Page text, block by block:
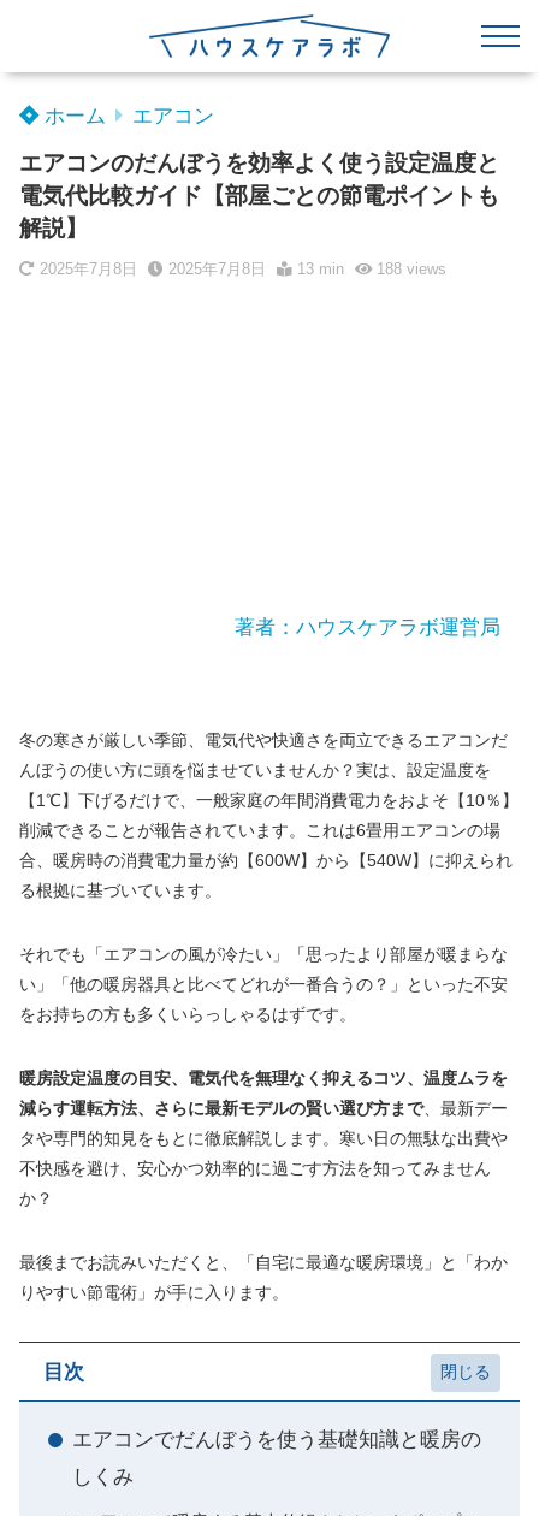
ホーム エアコン
エアコンのだんぼうを効率よく使う設定温度と
電気代比較ガイド【部屋ごとの節電ポイントも
解説】
2025年7月8日 2025年7月8日 13 min 188views
著者：ハウスケアラボ運営局
冬の寒さが厳しい季節、電気代や快適さを両立できるエアコンだ
んぼうの使い方に頭を悩ませていませんか？実は、設定温度を
【1℃】下げるだけで、一般家庭の年間消費電力をおよそ【10％】
削減できることが報告されています。これは6畳用エアコンの場
合、暖房時の消費電力量が約【600W】から【540W】に抑えられ
る根拠に基づいています。
それでも「エアコンの風が冷たい」「思ったより部屋が暖まらな
い」「他の暖房器具と比べてどれが一番合うの？」といった不安
をお持ちの方も多くいらっしゃるはずです。
暖房設定温度の目安、電気代を無理なく抑えるコツ、温度ムラを
減らす運転方法、さらに最新モデルの賢い選び方まで、最新デー
タや専門的知見をもとに徹底解説します。寒い日の無駄な出費や
不快感を避け、安心かつ効率的に過ごす方法を知ってみません
か？
最後までお読みいただくと、「自宅に最適な暖房環境」と「わか
りやすい節電術」が手に入ります。
目次
エアコンでだんぼうを使う基礎知識と暖房の
しくみ